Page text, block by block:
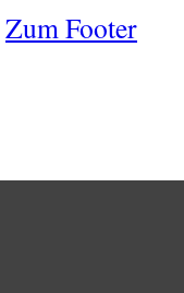
Zum Footer